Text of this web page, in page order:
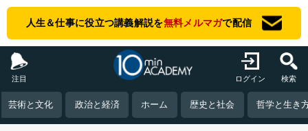
人生＆仕事に役立つ講義解説を無料メルマガで配信
注目 ログイン 検索
芸術と文化 政治と経済 ホーム 歴史と社会 哲学と生き